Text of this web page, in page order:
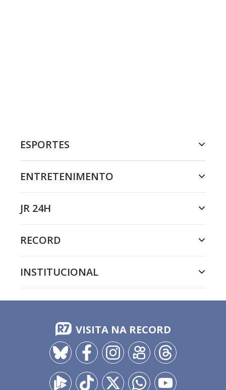
ESPORTES
ENTRETENIMENTO
JR 24H
RECORD
INSTITUCIONAL
VISITA NA RECORD